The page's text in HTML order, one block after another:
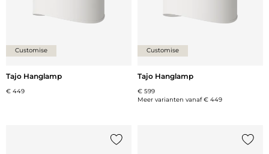
Customise
Tajo Hanglamp
€ 449
Customise
Tajo Hanglamp
€ 599
Meer varianten vanaf€ 449